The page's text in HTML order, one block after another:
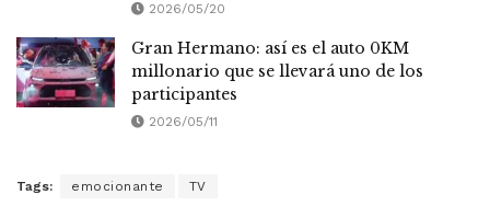
2026/05/20
Gran Hermano: así es el auto 0KM
millonario que se llevará uno de los
participantes
2026/05/11
Tags: emocionante TV